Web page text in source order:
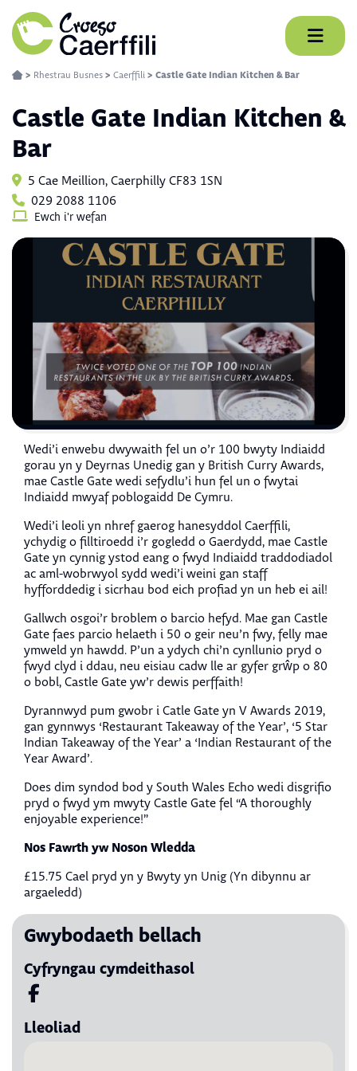
Skip
to
content
> Rhestrau Busnes > Caerffili > Castle Gate Indian Kitchen & Bar
Castle Gate Indian Kitchen &
Bar
5 Cae Meillion, Caerphilly CF83 1SN
029 2088 1106
Ewch i'r wefan
Wedi’i enwebu dwywaith fel un o’r 100 bwyty Indiaidd
gorau yn y Deyrnas Unedig gan y British Curry Awards,
mae Castle Gate wedi sefydlu’i hun fel un o fwytai
Indiaidd mwyaf poblogaidd De Cymru.
Wedi’i leoli yn nhref gaerog hanesyddol Caerffili,
ychydig o filltiroedd i’r gogledd o Gaerdydd, mae Castle
Gate yn cynnig ystod eang o fwyd Indiaidd traddodiadol
ac aml-wobrwyol sydd wedi’i weini gan staff
hyfforddedig i sicrhau bod eich profiad yn un heb ei ail!
Gallwch osgoi’r broblem o barcio hefyd. Mae gan Castle
Gate faes parcio helaeth i 50 o geir neu’n fwy, felly mae
ymweld yn hawdd. P’un a ydych chi’n cynllunio pryd o
fwyd clyd i ddau, neu eisiau cadw lle ar gyfer grŵp o 80
o bobl, Castle Gate yw’r dewis perffaith!
Dyrannwyd pum gwobr i Catle Gate yn V Awards 2019,
gan gynnwys ‘Restaurant Takeaway of the Year’, ‘5 Star
Indian Takeaway of the Year’ a ‘Indian Restaurant of the
Year Award’.
Does dim syndod bod y South Wales Echo wedi disgrifio
pryd o fwyd ym mwyty Castle Gate fel “A thoroughly
enjoyable experience!”
Nos Fawrth yw Noson Wledda
£15.75 Cael pryd yn y Bwyty yn Unig (Yn dibynnu ar
argaeledd)
Gwybodaeth bellach
Cyfryngau cymdeithasol
Visit us on Facebook
Lleoliad